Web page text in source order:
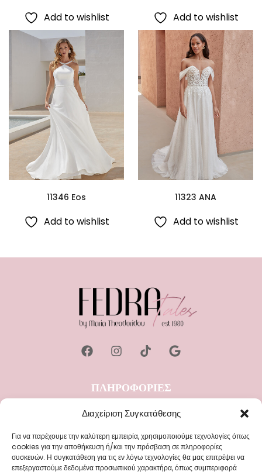
Διαχείριση Συγκατάθεσης
Για να παρέχουμε την καλύτερη εμπειρία, χρησιμοποιούμε τεχνολογίες όπως
cookies για την αποθήκευση ή/και την πρόσβαση σε πληροφορίες
συσκευών. Η συγκατάθεση για τις εν λόγω τεχνολογίες θα μας επιτρέψει να
επεξεργαστούμε δεδομένα προσωπικού χαρακτήρα, όπως συμπεριφορά
Add to wishlist Add to wishlist
11346 Eos
Add to wishlist
11323 ANA
Add to wishlist
ΠΛΗΡΟΦΟΡΙΕΣ
Κερατσίνι, Πειραιάς
Τηλέφωνο: (+30) 210.43.21.196
ΚΑΤΗΓΟΡΙΕΣ